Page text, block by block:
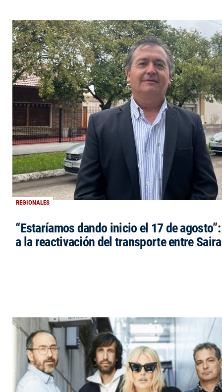
REGIONALES
“Estaríamos dando inicio el 17 de
a la reactivación del transporte entre